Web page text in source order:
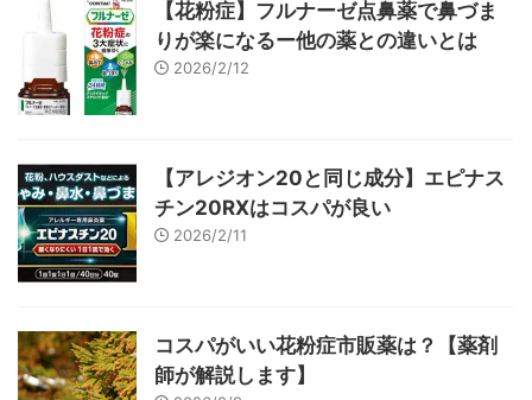
【花粉症】フルナーゼ点鼻薬で鼻づま
りが楽になるー他の薬との違いとは
2026/2/12
【アレジオン20と同じ成分】エピナス
チン20RXはコスパが良い
2026/2/11
コスパがいい花粉症市販薬は？【薬剤
師が解説します】